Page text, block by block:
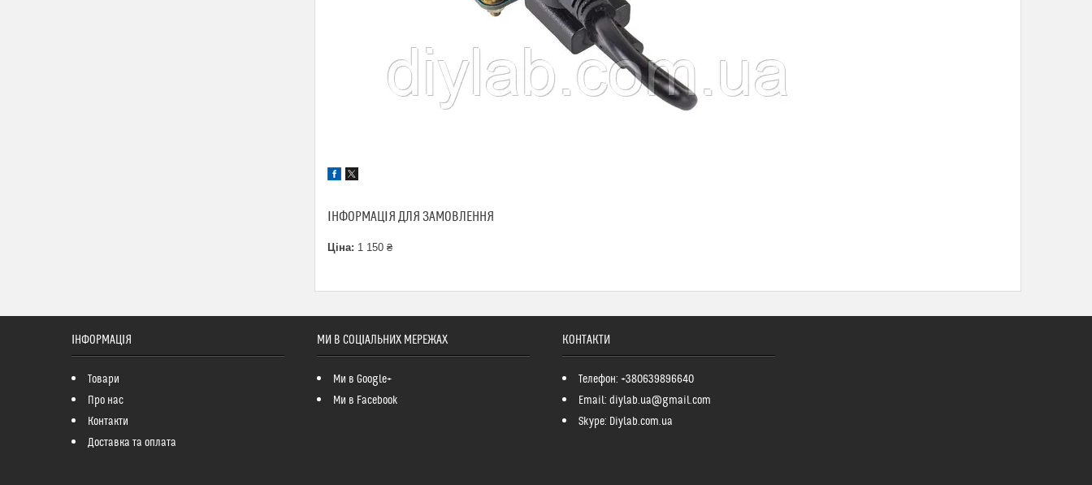
ІНФОРМАЦІЯ ДЛЯ ЗАМОВЛЕННЯ
Ціна: 1 150 ₴
ІНФОРМАЦІЯ
Товари
Про нас
Контакти
Доставка та оплата
МИ В СОЦІАЛЬНИХ МЕРЕЖАХ
Ми в Google+
Ми в Facebook
КОНТАКТИ
Телефон: +380639896640
Email: diylab.ua@gmail.com
Skype: Diylab.com.ua